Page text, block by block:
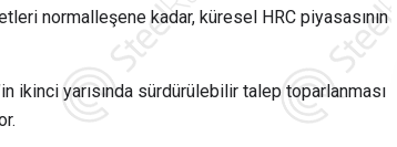
normalleşene kadar, küresel HRC piyasasının
ikinci yarısında sürdürülebilir talep toparlanması